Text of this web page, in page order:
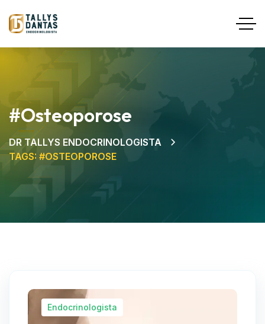
#osteoporose
DR TALLYS ENDOCRINOLOGISTA
TAGS: #OSTEOPOROSE
Endocrinologista